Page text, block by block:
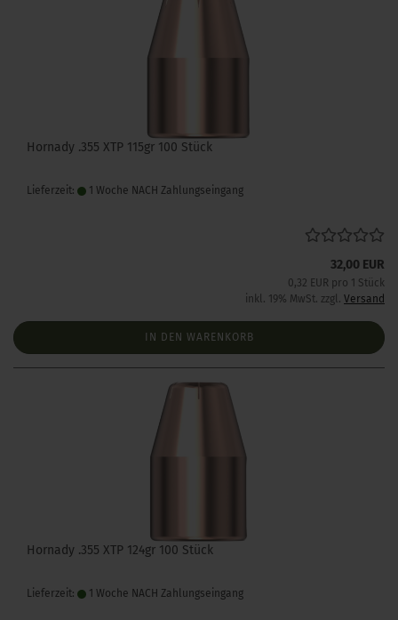
Hornady .355 XTP 115gr 100 Stück
Lieferzeit: 1 Woche NACH Zahlungseingang
32,00 EUR
0,32 EUR pro 1 Stück
inkl. 19% MwSt. zzgl. Versand
IN DEN WARENKORB
Hornady .355 XTP 124gr 100 Stück
Lieferzeit: 1 Woche NACH Zahlungseingang